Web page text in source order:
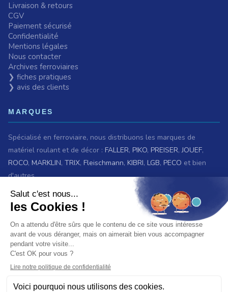
Livraison & retours
CGV
Paiement sécurisé
Confidentialité
Mentions légales
Nous contacter
Archives ferroviaires
❯ fiches pratiques
❯ avis des clients
MARQUES
Spécialisé en ferroviaire, nous distribuons les marques de
matériel roulant et de décor : FALLER, PIKO, PREISER,JOUEF,
ROCO, MARKLIN, TRIX, Fleischmann, KIBRI, LGB, PECO et bien
d'autres.
Nous sommes également revendeurs des maquettesHELLER
REVELL,TAMIYA,ITALERI
Voirtoutes les marques.
ET AUSSI
Vous recherchez une ancienne référence ?
Consultez lesarchives ferroviaires